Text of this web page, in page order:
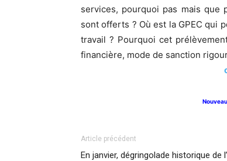
services, pourquoi pas mais que
sont offerts ? Où est la GPEC qui
travail ? Pourquoi cet
financière, mode de sanction
Article précédent
En janvier, dégringolade historique de